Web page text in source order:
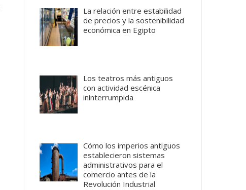
La relación entre estabilidad
de precios y la sostenibilidad
económica en Egipto
Los teatros más antiguos
con actividad escénica
ininterrumpida
Cómo los imperios antiguos
establecieron sistemas
administrativos para el
comercio antes de la
Revolución Industrial